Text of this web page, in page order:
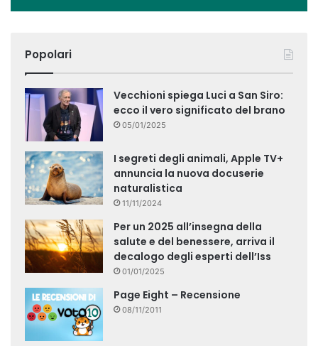
Popolari
Vecchioni spiega Luci a San Siro:
ecco il vero significato del brano
05/01/2025
I segreti degli animali, Apple TV+
annuncia la nuova docuserie
naturalistica
11/11/2024
Per un 2025 all’insegna della
salute e del benessere, arriva il
decalogo degli esperti dell’Iss
01/01/2025
Page Eight – Recensione
08/11/2011